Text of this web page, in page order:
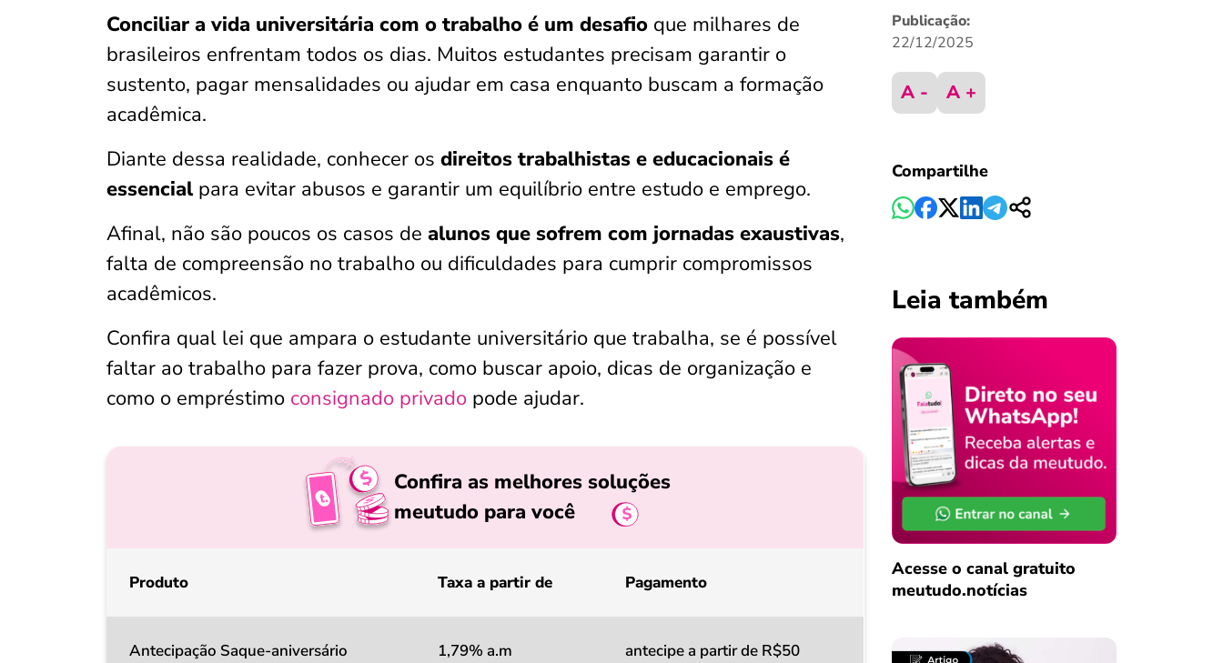
Conciliar a vida universitária com o trabalho é um desafio que milhares de
brasileiros enfrentam todos os dias. Muitos estudantes precisam garantir o
sustento, pagar mensalidades ou ajudar em casa enquanto buscam a formação
acadêmica.
Diante dessa realidade, conhecer os direitos trabalhistas e educacionais é
essencial para evitar abusos e garantir um equilíbrio entre estudo e emprego.
Afinal, não são poucos os casos de alunos que sofrem com jornadas exaustivas,
falta de compreensão no trabalho ou dificuldades para cumprir compromissos
acadêmicos.
Confira qual lei que ampara o estudante universitário que trabalha​, se é possível
faltar ao trabalho para fazer prova, como buscar apoio, dicas de organização e
como o empréstimo consignado privado pode ajudar.
Confira as melhores soluções
meutudo para você
Produto Taxa a partir de Pagamento
Antecipação Saque-aniversário 1,79% a.m antecipe a partir de R$50
Publicação:
22/12/2025
A - A +
Compartilhe
Leia também
Acesse o canal gratuito
meutudo.notícias